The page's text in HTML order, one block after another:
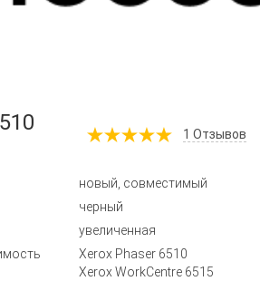
1 Отзывов
новый, совместимый
черный
увеличенная
Xerox Phaser 6510
Xerox WorkCentre 6515